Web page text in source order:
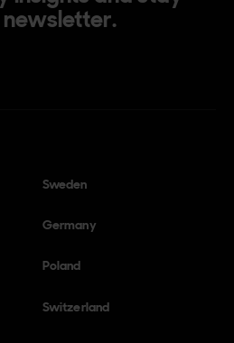
Sweden
Germany
Poland
Switzerland